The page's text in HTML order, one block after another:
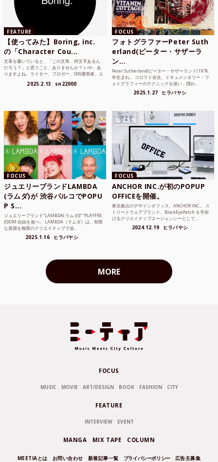
FEATURE
【使ってみた】Boring, inc.
の「Character Cou...
文章を書いていると、「この文章、何文字あるん
だろう？」と思うこと、ありませんか？ いや、あ
りますよね。ライター、ブロガー、SNS運用者、エ
2025.2.13 sn22000
FOCUS
フォトグラファーPeter Suth
erland(ピーター・サザーラ
ン...
Peter Sutherland(ピーター・サザーランド) 1976
年生まれ。 コロラド在住。ドキュメンタリー・フ
ォトグラフィーのテクニックを使い、隠れ...
2025.1.27 ヒラバヤシ
FOCUS
ジュエリーブランドLAMBDA
(ラムダ)が 渋谷パルコでPOPU
P S...
ジュエリーブランド“LAMBDA( ラムダ))” “PLAYFRE
EDOM 自由を遊べ。 LAMBDA（ラムダ）は、有限
な資源を無限のクリエイティブで追...
2025.1.16 ヒラバヤシ
FOCUS
ANCHOR INC.が初のPOPUP
OFFICEを開催。
東京拠点のデザインオフィス、ANCHOR INC.。 ス
トリートウェアブランド、BlackEyePatch を手掛
けるクリエイティブエージェンシーとして...
2024.12.19 ヒラバヤシ
MORE
FOCUS
MUSIC MOVIE ART/DESIGN BOOK FASHION CITY
FEATURE
INTERVIEW EVENT
MANGA MIX TAPE COLUMN
MEETIAとは お問い合わせ 新着記事一覧 プライバシーポリシー 広告主募集